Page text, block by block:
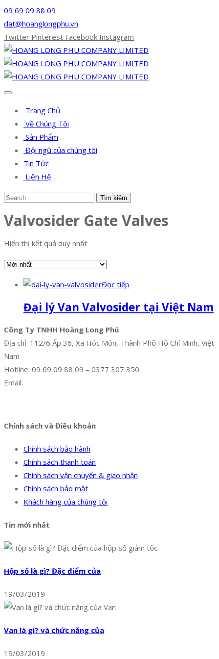
09 69 09 88 09
dat@hoanglongphu.vn
Twitter Pinterest Facebook Instagram
Trang Chủ
Về Chúng Tôi
Sản Phẩm
Đội ngũ của chúng tôi
Tin Tức
Liên Hệ
Valvosider Gate Valves
Hiển thị kết quả duy nhất
Đọc tiếp
Đại lý Van Valvosider tại Việt Nam
Công Ty TNHH Hoàng Long Phú
Địa chỉ: 112/6 Ấp 36, Xã Hóc Môn, Thành Phố Hồ Chí Minh, Việt
Nam
Hotline: 09 69 09 88 09 – 0377 307 350
Email:
Chính sách và Điều khoản
Chính sách bảo hành
Chính sách thanh toán
Chính sách vận chuyển & giao nhận
Chính sách bảo mật
Khách hàng của chúng tôi
Tin mới nhất
Hộp số là gì? Đặc điểm của
19/03/2019
Van là gì? và chức năng của
19/03/2019